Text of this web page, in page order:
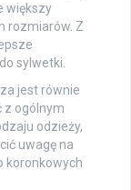
większy
rozmiarów. Z
sylwetki.
jest równie
z ogólnym
odzieży,
uwagę na
koronkowych